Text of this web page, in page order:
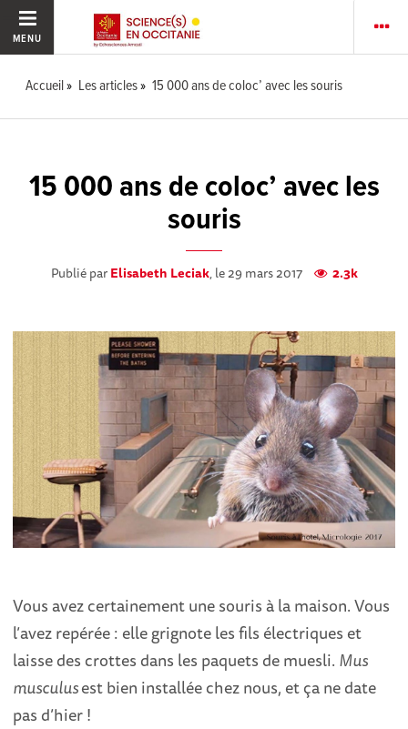
MENU
Accueil Les articles 15 000 ans de coloc’ avec les souris
15 000 ans de coloc’ avec les
souris
Publié parElisabeth Leciak, le 29 mars 2017 2.3k
Vous avez certainement une souris à la maison. Vous
l’avez repérée : elle grignote les fils électriques et
laisse des crottes dans les paquets de muesli. Mus
musculusest bien installée chez nous, et ça ne date
pas d’hier !